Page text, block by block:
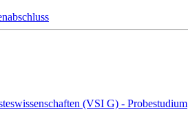
(VSI G) - Probestudium